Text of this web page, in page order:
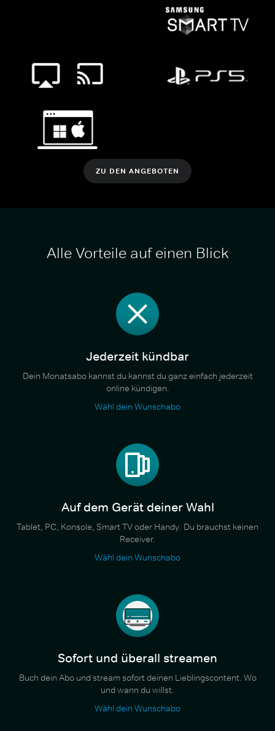
ZU DEN ANGEBOTEN
Alle Vorteile auf einen Blick
Jederzeit kündbar
Dein Monatsabo kannst du kannst du ganz einfach jederzeit
online kündigen.
Wähl dein Wunschabo
Auf dem Gerät deiner Wahl
Tablet, PC, Konsole, Smart TV oder Handy. Du brauchst keinen
Receiver.
Wähl dein Wunschabo
Sofort und überall streamen
Buch dein Abo und stream sofort deinen Lieblingscontent. Wo
und wann du willst.
Wähl dein Wunschabo